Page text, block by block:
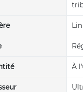
Lin
À